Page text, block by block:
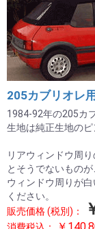
205カブリオレ
1984-92年の205カ
生地は純正生地のピ
リアウィンドウ周
とそうでないもの
ウィンドウ周りが
ください。
販売価格 (税別)：